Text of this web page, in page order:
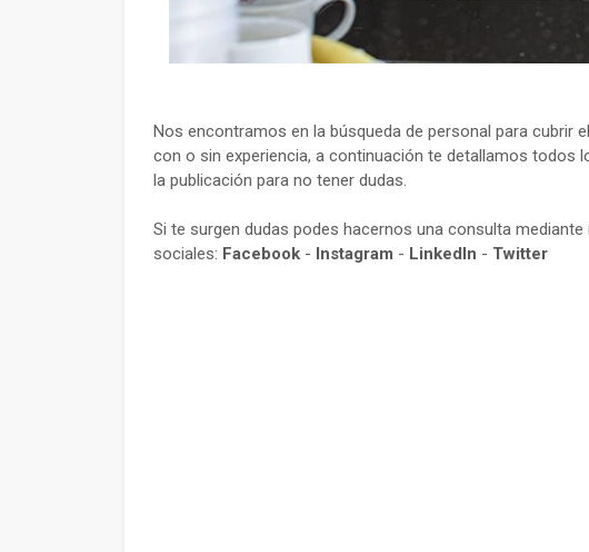
Nos encontramos en la búsqueda de personal para cubrir
con o sin experiencia, a continuación te detallamos
la publicación para no tener dudas.
Si te surgen dudas podes hacernos una consulta
sociales: Facebook - Instagram - LinkedIn - Twitter